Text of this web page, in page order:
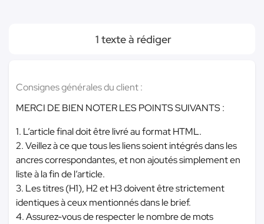
1 texte à rédiger
Consignes générales du client :
MERCI DE BIEN NOTER LES POINTS SUIVANTS :
1. L’article final doit être livré au format HTML.
2. Veillez à ce que tous les liens soient intégrés dans les
ancres correspondantes, et non ajoutés simplement en
liste à la fin de l’article.
3. Les titres (H1), H2 et H3 doivent être strictement
identiques à ceux mentionnés dans le brief.
4. Assurez-vous de respecter le nombre de mots